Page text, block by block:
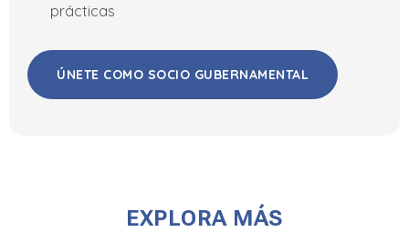
prácticas
ÚNETE COMO SOCIO GUBERNAMENTAL
EXPLORA MÁS